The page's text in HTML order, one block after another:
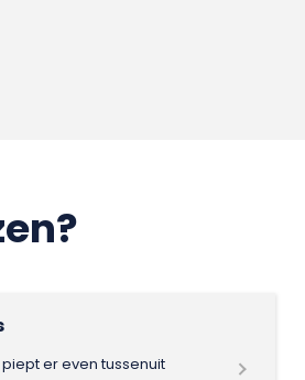
piept er even tussenuit